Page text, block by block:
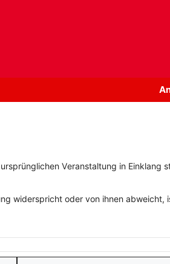
Veranstaltung in Einklang
widerspricht oder von ihnen abweicht,